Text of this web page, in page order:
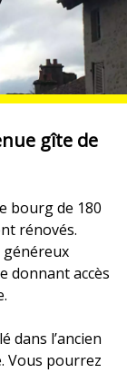
gîte de
bourg de 180
rénovés.
donnant accès
dans l’ancien
Vous pourrez